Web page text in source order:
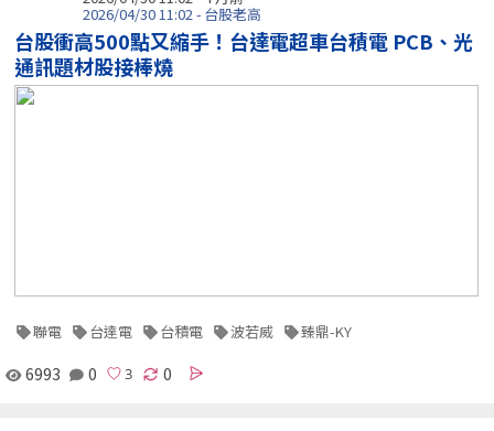
2026/04/30 11:02 - 台股老高
台股衝高500點又縮手！台達電超車台積電 PCB、光
通訊題材股接棒燒
聯電 台達電 台積電 波若威 臻鼎-KY
6993 0 0